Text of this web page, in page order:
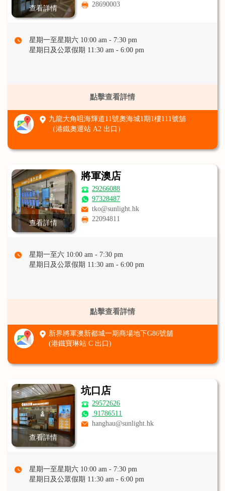
查看詳情
28690003
星期一至星期六 10:00 am - 7:30 pm
星期日及公眾假期 11:30 am - 6:00 pm
點擊查看詳情
九龍大角咀海輝道11號奧海城1期1樓111號舖
（港鐵奧運站 A2 出口）
查看詳情
將軍澳店
29266088
97328487
tko@sunlight.hk
22094811
星期一至六 10:00 am - 7:30 pm
星期日及公眾假期 11:30 am - 6:00 pm
點擊查看詳情
新界將軍澳新都城一期商場地下G86號舖
(港鐵寶琳站 C 出口)
查看詳情
坑口店
29572626
91786511
hanghau@sunlight.hk
星期一至星期六 10:00 am - 7:30 pm
星期日及公眾假期 11:30 am - 6:00 pm